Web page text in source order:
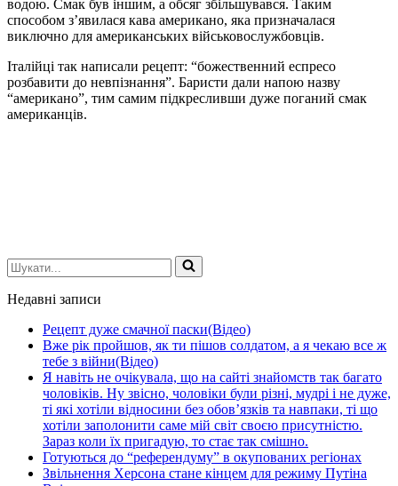
водою. Смак був іншим, а обсяг збільшувався. Таким
способом з’явилася кава американо, яка призначалася
виключно для американських військовослужбовців.
Італійці так написали рецепт: “божественний еспресо
розбавити до невпізнання”. Баристи дали напою назву
“американо”, тим самим підкресливши дуже поганий смак
американців.
Шукати...
Недавні записи
Рецепт дуже смачної паски(Відео)
Вже рік пройшов, як ти пішов солдатом, а я чекаю все ж
тебе з війни(Відео)
Я навіть не очікувала, що на сайті знайомств так багато
чоловіків. Ну звісно, чоловіки були різні, мудрі і не дуже,
ті які хотіли відносини без обов’язків та навпаки, ті що
хотіли заполонити саме мій світ своєю присутністю.
Зараз коли їх пригадую, то стає так смішно.
Готуються до “референдуму” в окупованих регіонах
Звільнення Херсона стане кінцем для режиму Путіна